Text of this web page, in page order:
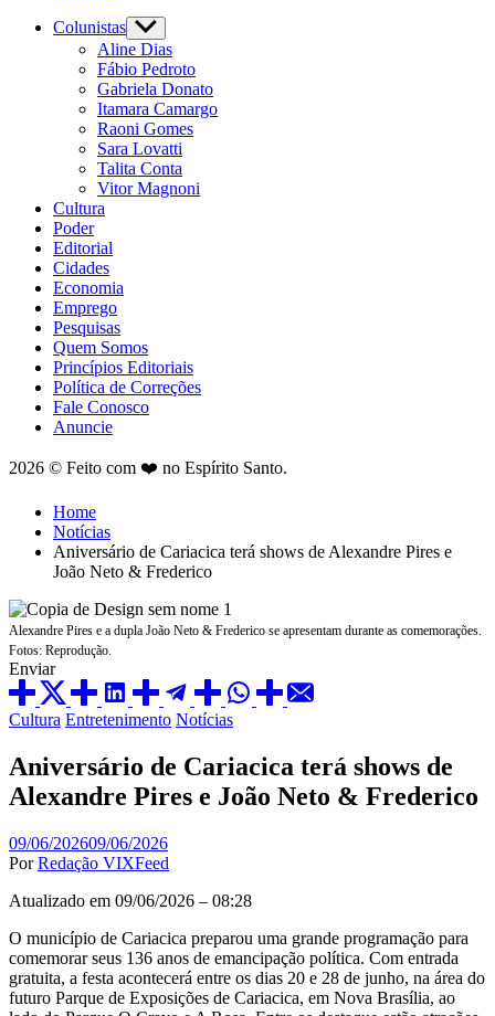
Colunistas
Aline Dias
Fábio Pedroto
Gabriela Donato
Itamara Camargo
Raoni Gomes
Sara Lovatti
Talita Conta
Vitor Magnoni
Cultura
Poder
Editorial
Cidades
Economia
Emprego
Pesquisas
Quem Somos
Princípios Editoriais
Política de Correções
Fale Conosco
Anuncie
2026 © Feito com ❤️ no Espírito Santo.
Home
Notícias
Aniversário de Cariacica terá shows de Alexandre Pires e
João Neto & Frederico
Alexandre Pires e a dupla João Neto & Frederico se apresentam durante as comemorações.
Fotos: Reprodução.
Enviar
Cultura Entretenimento Notícias
Aniversário de Cariacica terá shows de
Alexandre Pires e João Neto & Frederico
09/06/202609/06/2026
Por Redação VIXFeed
Atualizado em 09/06/2026 – 08:28
O município de Cariacica preparou uma grande programação para
comemorar seus 136 anos de emancipação política. Com entrada
gratuita, a festa acontecerá entre os dias 20 e 28 de junho, na área do
futuro Parque de Exposições de Cariacica, em Nova Brasília, ao